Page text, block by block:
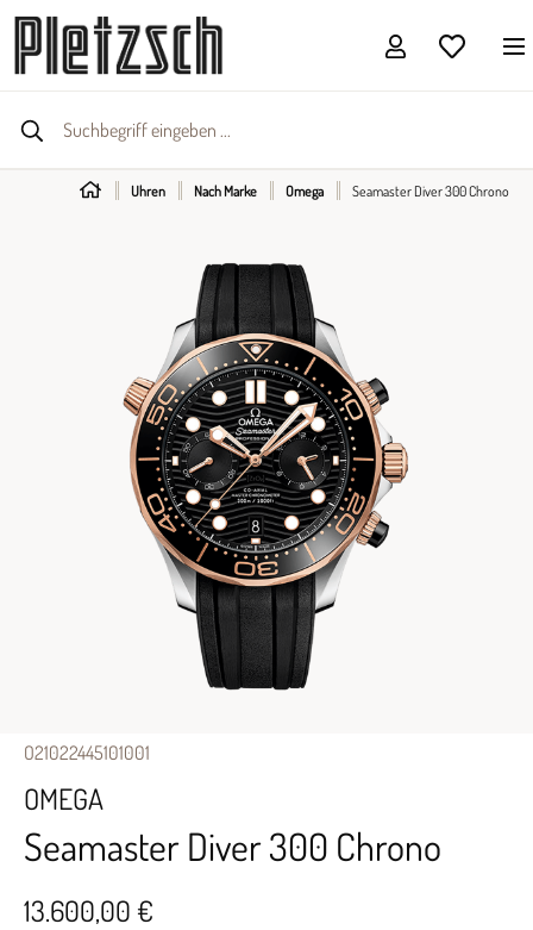
Uhren Nach Marke Omega Seamaster Diver 300 Chrono
O21022445101001
OMEGA
Seamaster Diver 300 Chrono
13.600,00 €